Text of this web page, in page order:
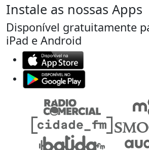
Instale as nossas Apps
Disponível gratuitamente
iPad e Android